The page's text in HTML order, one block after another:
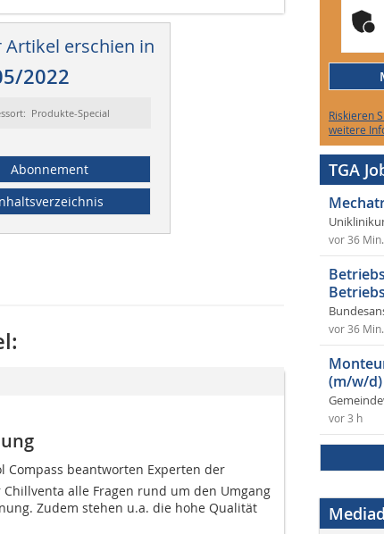
Artikel erschien in
2022
Produkte-Special
Abonnement
Compass beantworten Experten der
Chillventa alle Fragen rund um den Umgang
Zudem stehen u.a. die hohe Qualität
Riskieren
weitere
TGA
vor 36 Min.
vor 36 Min.
(m/w/d)
vor 3 h